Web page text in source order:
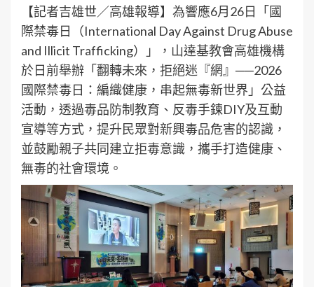
【記者吉雄世／高雄報導】為響應6月26日「國
際禁毒日（International Day Against Drug Abuse
and Illicit Trafficking）」，山達基教會高雄機構
於日前舉辦「翻轉未來，拒絕迷『網』──2026
國際禁毒日：編織健康，串起無毒新世界」公益
活動，透過毒品防制教育、反毒手鍊DIY及互動
宣導等方式，提升民眾對新興毒品危害的認識，
並鼓勵親子共同建立拒毒意識，攜手打造健康、
無毒的社會環境。